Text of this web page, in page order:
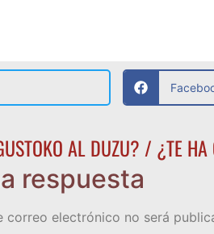
AL DUZU? / ¿TE HA
respuesta
correo electrónico no será